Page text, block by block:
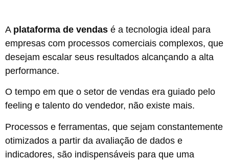
A plataforma de vendas é a tecnologia ideal para
empresas com processos comerciais complexos, que
desejam escalar seus resultados alcançando a alta
performance.
O tempo em que o setor de vendas era guiado pelo
feeling e talento do vendedor, não existe mais.
Processos e ferramentas, que sejam constantemente
otimizados a partir da avaliação de dados e
indicadores, são indispensáveis para que uma